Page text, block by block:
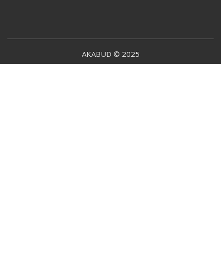
AKABUD © 2025